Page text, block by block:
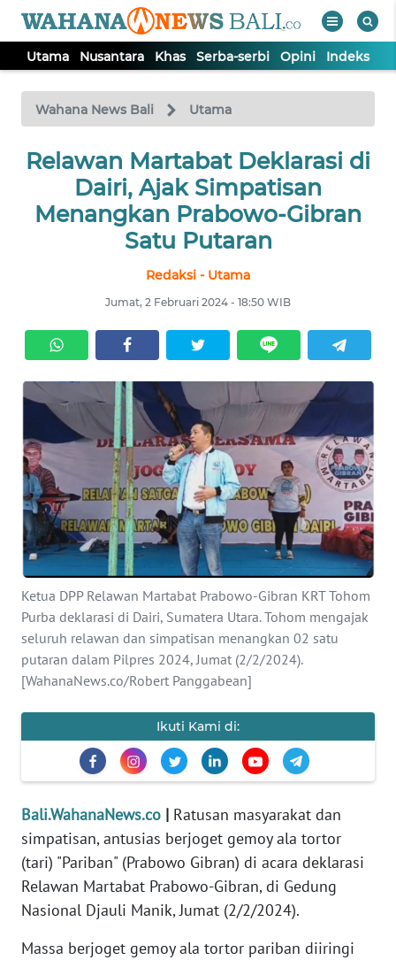
Utama Nusantara Khas Serba-serbi Opini Indeks
Wahana News Bali Utama
Relawan Martabat Deklarasi di
Dairi, Ajak Simpatisan
Menangkan Prabowo-Gibran
Satu Putaran
Redaksi - Utama
Jumat, 2 Februari 2024 - 18:50 WIB
Ketua DPP Relawan Martabat Prabowo-Gibran KRT Tohom
Purba deklarasi di Dairi, Sumatera Utara. Tohom mengajak
seluruh relawan dan simpatisan menangkan 02 satu
putaran dalam Pilpres 2024, Jumat (2/2/2024).
[WahanaNews.co/Robert Panggabean]
Ikuti Kami di:
Bali.WahanaNews.co | Ratusan masyarakat dan
simpatisan, antusias berjoget gemoy ala tortor
(tari) "Pariban" (Prabowo Gibran) di acara deklarasi
Relawan Martabat Prabowo-Gibran, di Gedung
Nasional Djauli Manik, Jumat (2/2/2024).
Massa berjoget gemoy ala tortor pariban diiringi
TV
Tutup
UTAMA
NUSANTARA
SERBI
INDEKS
BERITA
KONTAK
KAMI
INFO
IKLAN
TENTANG
KAMI
MEDIA
REDAKSI
KARIR
DISCLAIMER
Wahana